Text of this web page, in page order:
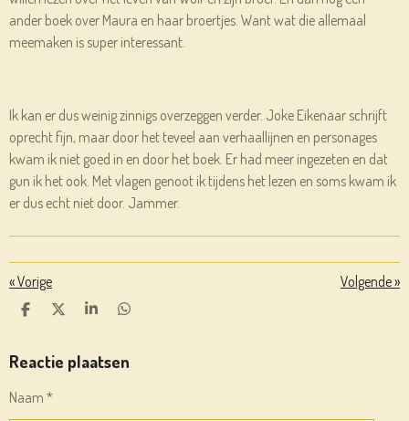
ander boek over Maura en haar broertjes. Want wat die allemaal
meemaken is super interessant.
Ik kan er dus weinig zinnigs overzeggen verder. Joke Eikenaar schrijft
oprecht fijn, maar door het teveel aan verhaallijnen en personages
kwam ik niet goed in en door het boek. Er had meer ingezeten en dat
gun ik het ook. Met vlagen genoot ik tijdens het lezen en soms kwam ik
er dus echt niet door. Jammer.
«Vorige Volgende»
D
E
N
D
L
S
R
E
D
E
N
Reactie plaatsen
Naam *